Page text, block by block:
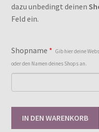
dazu unbedingt deinen
Feld ein.
Shopname * Gib hier deine
oder den Namen deines Shops an.
IN DEN WARENKORB